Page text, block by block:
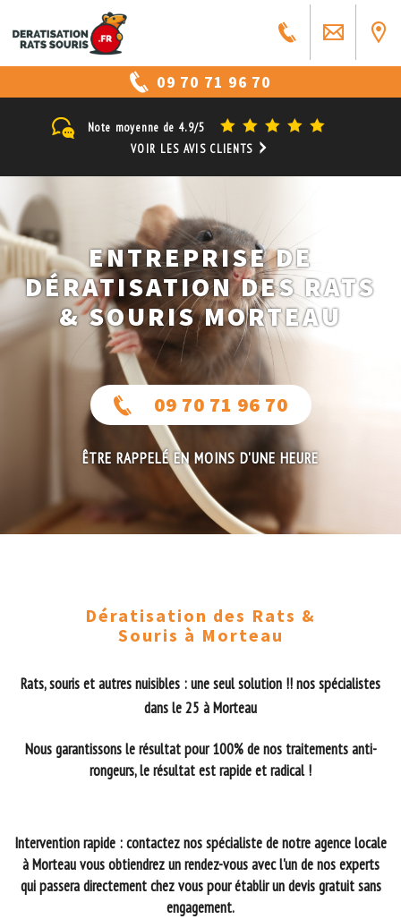
09 70 71 96 70
Note moyenne de 4.9/5
VOIR LES AVIS CLIENTS
ENTREPRISE DE
DÉRATISATION DES RATS
& SOURIS MORTEAU
09 70 71 96 70
ÊTRE RAPPELÉ EN MOINS D'UNE HEURE
Dératisation des Rats &
Souris à Morteau
Rats, souris et autres nuisibles : une seul solution !! nos spécialistes
dans le 25 à Morteau
Nous garantissons le résultat pour 100% de nos traitements anti-
rongeurs, le résultat est rapide et radical !
Intervention rapide : contactez nos spécialiste de notre agence locale
à Morteau vous obtiendrez un rendez-vous avec l'un de nos experts
qui passera directement chez vous pour établir un devis gratuit sans
engagement.